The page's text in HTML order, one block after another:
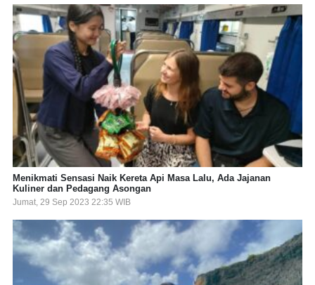
Menikmati Sensasi Naik Kereta Api Masa Lalu, Ada Jajanan
Kuliner dan Pedagang Asongan
Jumat, 29 Sep 2023 22:35 WIB